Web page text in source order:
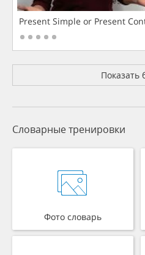
Present Simple or Present
Показать
Словарные тренировки
Фото словарь